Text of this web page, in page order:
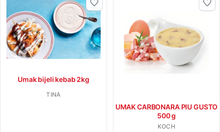
Umak bijeli kebab 2kg
TINA
UMAK CARBONARA PIU GUSTO
500 g
KOCH